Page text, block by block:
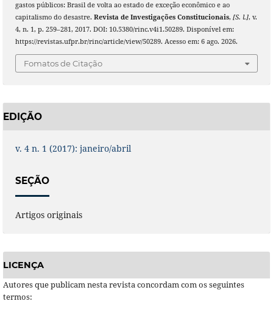
gastos públicos: Brasil de volta ao estado de exceção econômico e ao
capitalismo do desastre. Revista de Investigações Constitucionais, [S. l.], v.
4, n. 1, p. 259–281, 2017. DOI: 10.5380/rinc.v4i1.50289. Disponível em:
https://revistas.ufpr.br/rinc/article/view/50289. Acesso em: 6 ago. 2026.
Fomatos de Citação
EDIÇÃO
v. 4 n. 1 (2017): janeiro/abril
SEÇÃO
Artigos originais
LICENÇA
Autores que publicam nesta revista concordam com os seguintes
termos: